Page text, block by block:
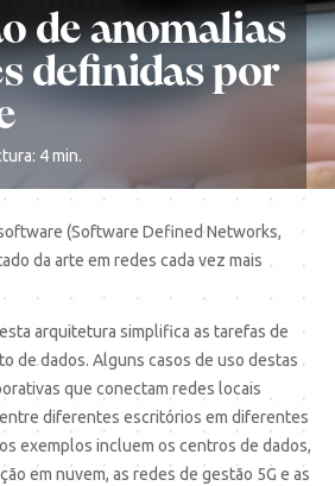
de anomalias
definidas por
4 min.
(Software Defined Networks,
da arte em redes cada vez mais
arquitetura simplifica as tarefas de
de dados. Alguns casos de uso destas
que conectam redes locais
diferentes escritórios em diferentes
exemplos incluem os centros de dados,
em nuvem, as redes de gestão 5G e as